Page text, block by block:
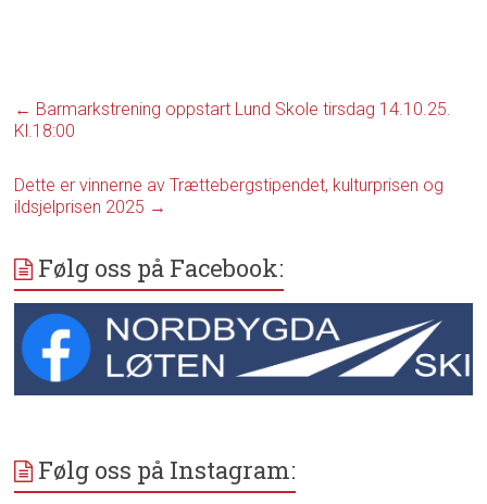
← Barmarkstrening oppstart Lund Skole tirsdag 14.10.25.
Kl.18:00
Dette er vinnerne av Trættebergstipendet, kulturprisen og
ildsjelprisen 2025 →
Følg oss på Facebook:
Følg oss på Instagram: